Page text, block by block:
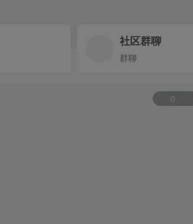
社区群聊
群聊
0